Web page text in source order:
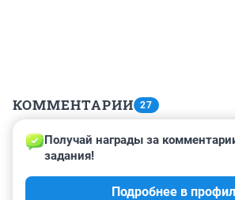
КОММЕНТАРИИ 27
Гость
6 октября 2023, 17:15
таки я не поняла все-таки... цель то
каковы критерии ее достижения?
Получай награды за
задания!
Подробнее в